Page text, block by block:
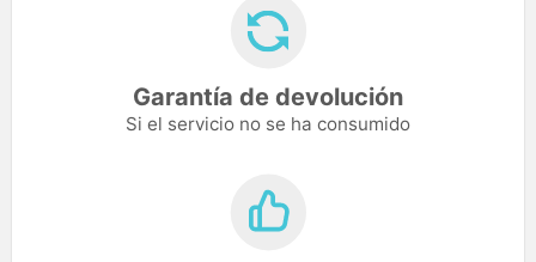
Garantía de devolución
Si el servicio no se ha consumido